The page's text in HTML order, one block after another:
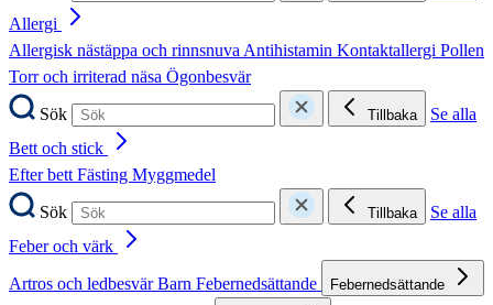
Allergi
Allergisk nästäppa och rinnsnuvaAntihistamin Kontaktallergi Pollen
Torr och irriterad näsa Ögonbesvär
Sök
Tillbaka
Se alla
Bett och stick
Efter bettFästing Myggmedel
Sök
Tillbaka
Se alla
Feber och värk
Artros och ledbesvärBarn Febernedsättande Febernedsättande